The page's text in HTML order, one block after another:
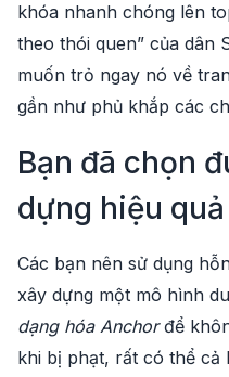
khóa nhanh chóng lên
theo thói quen” của dân
muốn trỏ ngay nó về
gần như phủ khắp các
Bạn đã chọn
dựng hiệu quả
Các bạn nên sử dụng
xây dựng một mô hình
dạng hóa Anchorđể
khi bị phạt, rất có thể cả